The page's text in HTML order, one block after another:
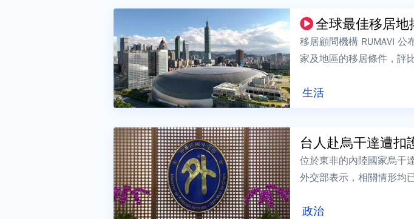
生活
全球最佳移居
移居顧問機構 RUMAVI
家及地區的移居條件，評
政治
台人赴烏干達遭扣
位於東非的內陸國家烏干
外交部表示，相關情形均